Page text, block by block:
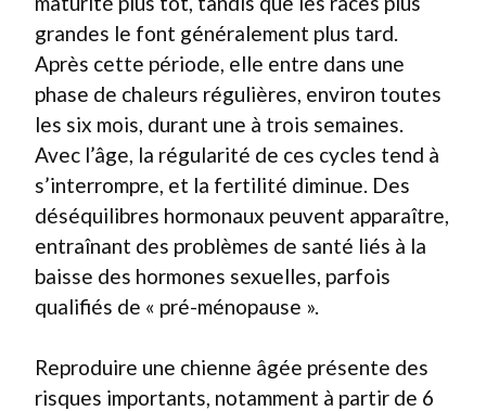
grandes le font généralement plus tard.
Après cette période, elle entre dans une
phase de chaleurs régulières, environ toutes
les six mois, durant une à trois semaines.
Avec l’âge, la régularité de ces cycles tend à
s’interrompre, et la fertilité diminue. Des
déséquilibres hormonaux peuvent apparaître,
entraînant des problèmes de santé liés à la
baisse des hormones sexuelles, parfois
qualifiés de « pré-ménopause ».
Reproduire une chienne âgée présente des
risques importants, notamment à partir de 6